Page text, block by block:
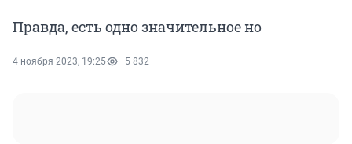
Правда, есть одно значительное но
4 ноября 2023, 19:25 5 832